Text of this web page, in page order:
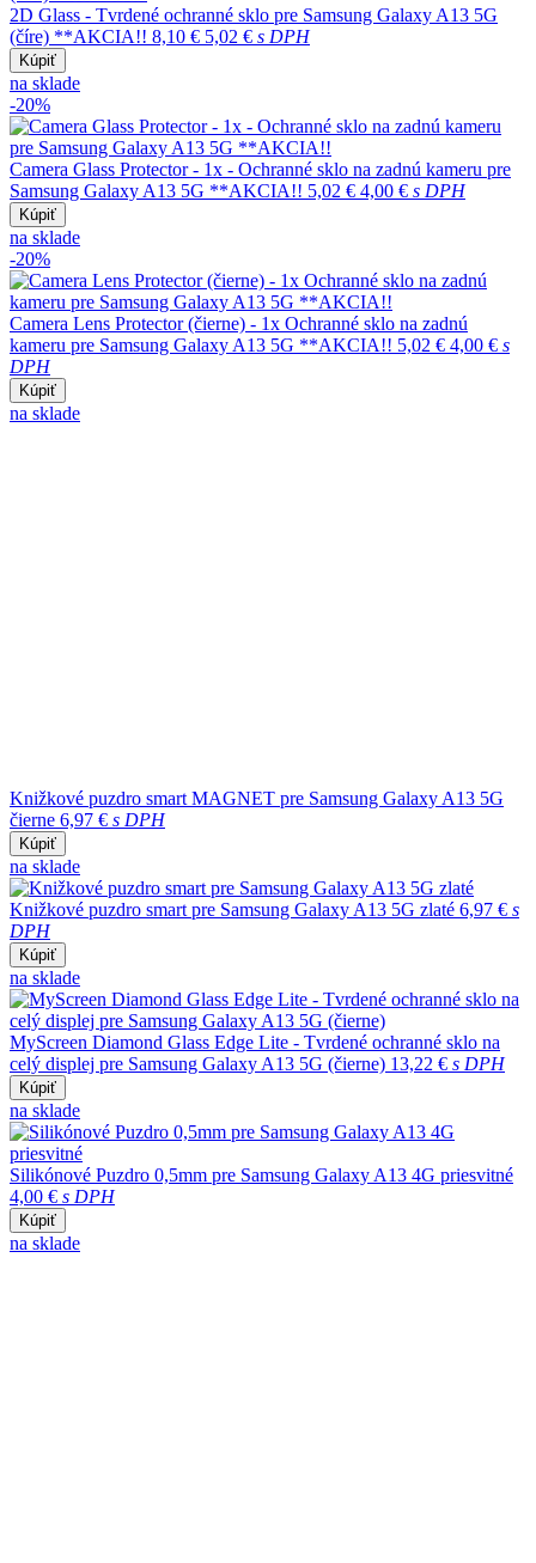
2D Glass - Tvrdené ochranné sklo pre Samsung Galaxy A13 5G
(číre) **AKCIA!! 8,10 € 5,02 € s DPH
Kúpiť
na sklade
-20%
Camera Glass Protector - 1x - Ochranné sklo na zadnú kameru pre
Samsung Galaxy A13 5G **AKCIA!! 5,02 € 4,00 € s DPH
Kúpiť
na sklade
-20%
Camera Lens Protector (čierne) - 1x Ochranné sklo na zadnú
kameru pre Samsung Galaxy A13 5G **AKCIA!! 5,02 € 4,00 € s
DPH
Kúpiť
na sklade
Knižkové puzdro smart MAGNET pre Samsung Galaxy A13 5G
čierne 6,97 € s DPH
Kúpiť
na sklade
Knižkové puzdro smart pre Samsung Galaxy A13 5G zlaté 6,97 € s
DPH
Kúpiť
na sklade
MyScreen Diamond Glass Edge Lite - Tvrdené ochranné sklo na
celý displej pre Samsung Galaxy A13 5G (čierne) 13,22 € s DPH
Kúpiť
na sklade
Silikónové Puzdro 0,5mm pre Samsung Galaxy A13 4G priesvitné
4,00 € s DPH
Kúpiť
na sklade